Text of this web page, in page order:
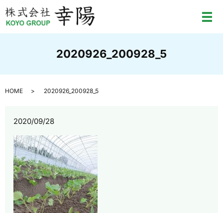
メ
2020926_200928_5
HOME 2020926_200928_5
2020/09/28